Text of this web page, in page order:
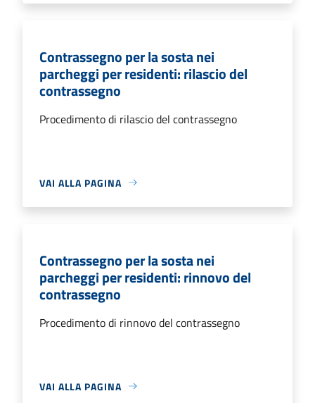
Contrassegno per la sosta nei
parcheggi per residenti: rilascio del
contrassegno
Procedimento di rilascio del contrassegno
VAI ALLA PAGINA
Contrassegno per la sosta nei
parcheggi per residenti: rinnovo del
contrassegno
Procedimento di rinnovo del contrassegno
VAI ALLA PAGINA